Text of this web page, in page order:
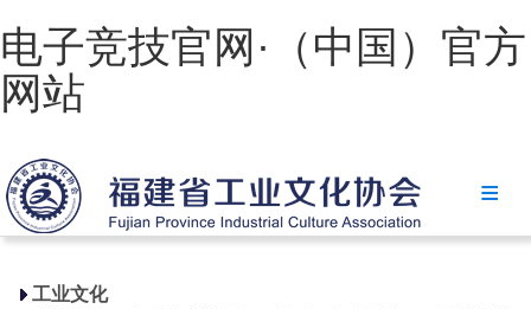
电子竞技官网·（中国）官方
网站
电子竞技官网·（中国）官方网站
协会简介
工业文化